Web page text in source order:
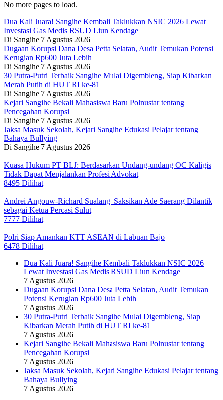
No more pages to load.
Dua Kali Juara! Sangihe Kembali Taklukkan NSIC 2026 Lewat
Investasi Gas Medis RSUD Liun Kendage
Di Sangihe 7 Agustus 2026
Dugaan Korupsi Dana Desa Petta Selatan, Audit Temukan Potensi
Kerugian Rp600 Juta Lebih
Di Sangihe 7 Agustus 2026
30 Putra-Putri Terbaik Sangihe Mulai Digembleng, Siap Kibarkan
Merah Putih di HUT RI ke-81
Di Sangihe 7 Agustus 2026
Kejari Sangihe Bekali Mahasiswa Baru Polnustar tentang
Pencegahan Korupsi
Di Sangihe 7 Agustus 2026
Jaksa Masuk Sekolah, Kejari Sangihe Edukasi Pelajar tentang
Bahaya Bullying
Di Sangihe 7 Agustus 2026
Kuasa Hukum PT BLJ: Berdasarkan Undang-undang OC Kaligis
Tidak Dapat Menjalankan Profesi Advokat
8495 Dilihat
Andrei Angouw-Richard Sualang Saksikan Ade Saerang Dilantik
sebagai Ketua Percasi Sulut
7777 Dilihat
Polri Siap Amankan KTT ASEAN di Labuan Bajo
6478 Dilihat
Dua Kali Juara! Sangihe Kembali Taklukkan NSIC 2026
Lewat Investasi Gas Medis RSUD Liun Kendage
7 Agustus 2026
Dugaan Korupsi Dana Desa Petta Selatan, Audit Temukan
Potensi Kerugian Rp600 Juta Lebih
7 Agustus 2026
30 Putra-Putri Terbaik Sangihe Mulai Digembleng, Siap
Kibarkan Merah Putih di HUT RI ke-81
7 Agustus 2026
Kejari Sangihe Bekali Mahasiswa Baru Polnustar tentang
Pencegahan Korupsi
7 Agustus 2026
Jaksa Masuk Sekolah, Kejari Sangihe Edukasi Pelajar tentang
Bahaya Bullying
7 Agustus 2026